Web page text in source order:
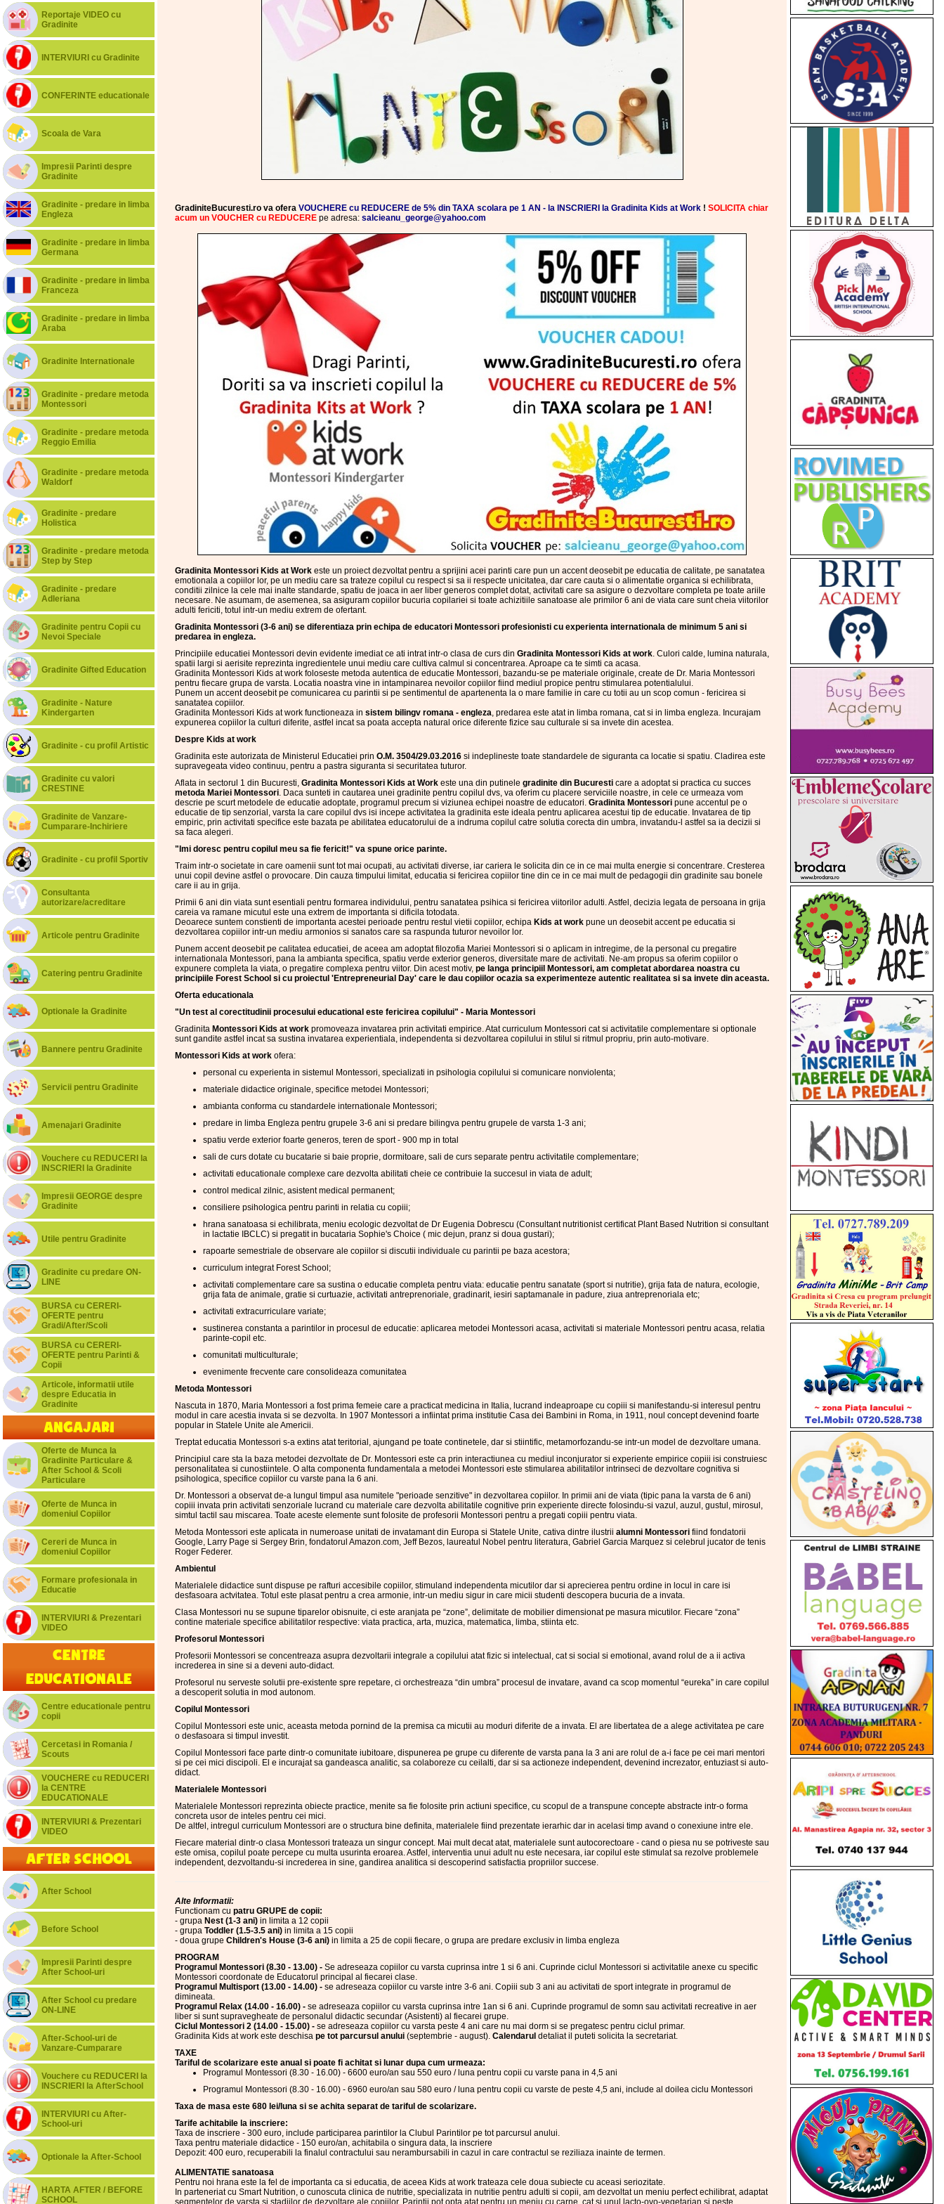
Reportaje VIDEO cu
Gradinite
INTERVIURI cu Gradinite
CONFERINTE educationale
Scoala de Vara
Impresii Parinti despre
Gradinite
Gradinite - predare in limba
Engleza
Gradinite - predare in limba
Germana
Gradinite - predare in limba
Franceza
Gradinite - predare in limba
Araba
Gradinite Internationale
Gradinite - predare metoda
Montessori
Gradinite - predare metoda
Reggio Emilia
Gradinite - predare metoda
Waldorf
Gradinite - predare
Holistica
Gradinite - predare metoda
Step by Step
Gradinite - predare
Adleriana
Gradinite pentru Copii cu
Nevoi Speciale
Gradinite Gifted Education
Gradinite - Nature
Kindergarten
Gradinite - cu profil Artistic
Gradinite cu valori
CRESTINE
Gradinite de Vanzare-
Cumparare-Inchiriere
Gradinite - cu profil Sportiv
Consultanta
autorizare/acreditare
Articole pentru Gradinite
Catering pentru Gradinite
Optionale la Gradinite
Bannere pentru Gradinite
Servicii pentru Gradinite
Amenajari Gradinite
Vouchere cu REDUCERI la
INSCRIERI la Gradinite
Impresii GEORGE despre
Gradinite
Utile pentru Gradinite
Gradinite cu predare ON-
LINE
BURSA cu CERERI-
OFERTE pentru
Gradi/After/Scoli
BURSA cu CERERI-
OFERTE pentru Parinti &
Copii
Articole, informatii utile
despre Educatia in
Gradinite
Angajari
Oferte de Munca la
Gradinite Particulare &
After School & Scoli
Particulare
Oferte de Munca in
domeniul Copiilor
Cereri de Munca in
domeniul Copiilor
Formare profesionala in
Educatie
INTERVIURI & Prezentari
VIDEO
Centre
educationale
Centre educationale pentru
copii
Cercetasi in Romania /
Scouts
VOUCHERE cu REDUCERI
la CENTRE
EDUCATIONALE
INTERVIURI & Prezentari
VIDEO
After School
After School
Before School
Impresii Parinti despre
After School-uri
After School cu predare
ON-LINE
After-School-uri de
Vanzare-Cumparare
Vouchere cu REDUCERI la
INSCRIERI la AfterSchool
INTERVIURI cu After-
School-uri
Optionale la After-School
HARTA AFTER / BEFORE
SCHOOL
GradiniteBucuresti.ro va ofera VOUCHERE cu REDUCERE de 5% din TAXA scolara pe 1 AN - la INSCRIERI la Gradinita Kids at Work ! SOLICITA chiar
acum un VOUCHER cu REDUCERE pe adresa: salcieanu_george@yahoo.com
Gradinita Montessori Kids at Work este un proiect dezvoltat pentru a sprijini acei parinti care pun un accent deosebit pe educatia de calitate, pe sanatatea
emotionala a copiilor lor, pe un mediu care sa trateze copilul cu respect si sa ii respecte unicitatea, dar care cauta si o alimentatie organica si echilibrata,
conditii zilnice la cele mai inalte standarde, spatiu de joaca in aer liber generos complet dotat, activitati care sa asigure o dezvoltare completa pe toate ariile
necesare. Ne asumam, de asemenea, sa asiguram copiilor bucuria copilariei si toate achizitiile sanatoase ale primilor 6 ani de viata care sunt cheia viitorilor
adulti fericiti, totul intr-un mediu extrem de ofertant.
Gradinita Montessori (3-6 ani) se diferentiaza prin echipa de educatori Montessori profesionisti cu experienta internationala de minimum 5 ani si
predarea in engleza.
Principiile educatiei Montessori devin evidente imediat ce ati intrat intr-o clasa de curs din Gradinita Montessori Kids at work. Culori calde, lumina naturala,
spatii largi si aerisite reprezinta ingredientele unui mediu care cultiva calmul si concentrarea. Aproape ca te simti ca acasa.
Gradinita Montessori Kids at work foloseste metoda autentica de educatie Montessori, bazandu-se pe materiale originale, create de Dr. Maria Montessori
pentru fiecare grupa de varsta. Locatia noastra vine in intampinarea nevoilor copiilor fiind mediul propice pentru stimularea potentialului.
Punem un accent deosebit pe comunicarea cu parintii si pe sentimentul de apartenenta la o mare familie in care cu totii au un scop comun - fericirea si
sanatatea copiilor.
Gradinita Montessori Kids at work functioneaza in sistem bilingv romana - engleza, predarea este atat in limba romana, cat si in limba engleza. Incurajam
expunerea copiilor la culturi diferite, astfel incat sa poata accepta natural orice diferente fizice sau culturale si sa invete din acestea.
Despre Kids at work
Gradinita este autorizata de Ministerul Educatiei prin O.M. 3504/29.03.2016 si indeplineste toate standardele de siguranta ca locatie si spatiu. Cladirea este
supravegeata video continuu, pentru a pastra siguranta si securitatea tuturor.
Aflata in sectorul 1 din Bucuresti, Gradinita Montessori Kids at Work este una din putinele gradinite din Bucuresti care a adoptat si practica cu succes
metoda Mariei Montessori. Daca sunteti in cautarea unei gradinite pentru copilul dvs, va oferim cu placere serviciile noastre, in cele ce urmeaza vom
descrie pe scurt metodele de educatie adoptate, programul precum si viziunea echipei noastre de educatori. Gradinita Montessori pune accentul pe o
educatie de tip senzorial, varsta la care copilul dvs isi incepe activitatea la gradinita este ideala pentru aplicarea acestui tip de educatie. Invatarea de tip
empiric, prin activitati specifice este bazata pe abilitatea educatorului de a indruma copilul catre solutia corecta din umbra, invatandu-l astfel sa ia decizii si
sa faca alegeri.
"Imi doresc pentru copilul meu sa fie fericit!" va spune orice parinte.
Traim intr-o societate in care oamenii sunt tot mai ocupati, au activitati diverse, iar cariera le solicita din ce in ce mai multa energie si concentrare. Cresterea
unui copil devine astfel o provocare. Din cauza timpului limitat, educatia si fericirea copiilor tine din ce in ce mai mult de pedagogii din gradinite sau bonele
care ii au in grija.
Primii 6 ani din viata sunt esentiali pentru formarea individului, pentru sanatatea psihica si fericirea viitorilor adulti. Astfel, decizia legata de persoana in grija
careia va ramane micutul este una extrem de importanta si dificila totodata.
Deoarece suntem constienti de importanta acestei perioade pentru restul vietii copiilor, echipa Kids at work pune un deosebit accent pe educatia si
dezvoltarea copiilor intr-un mediu armonios si sanatos care sa raspunda tuturor nevoilor lor.
Punem accent deosebit pe calitatea educatiei, de aceea am adoptat filozofia Mariei Montessori si o aplicam in intregime, de la personal cu pregatire
internationala Montessori, pana la ambianta specifica, spatiu verde exterior generos, diversitate mare de activitati. Ne-am propus sa oferim copiilor o
expunere completa la viata, o pregatire complexa pentru viitor. Din acest motiv, pe langa principiil Montessori, am completat abordarea noastra cu
principiile Forest School si cu proiectul 'Entrepreneurial Day' care le dau copiilor ocazia sa experimenteze autentic realitatea si sa invete din aceasta.
Oferta educationala
"Un test al corectitudinii procesului educational este fericirea copilului" - Maria Montessori
Gradinita Montessori Kids at work promoveaza invatarea prin activitati empirice. Atat curriculum Montessori cat si activitatile complementare si optionale
sunt gandite astfel incat sa sustina invatarea experientiala, independenta si dezvoltarea copilului in stilul si ritmul propriu, prin auto-motivare.
Montessori Kids at work ofera:
personal cu experienta in sistemul Montessori, specializati in psihologia copilului si comunicare nonviolenta;
materiale didactice originale, specifice metodei Montessori;
ambianta conforma cu standardele internationale Montessori;
predare in limba Engleza pentru grupele 3-6 ani si predare bilingva pentru grupele de varsta 1-3 ani;
spatiu verde exterior foarte generos, teren de sport - 900 mp in total
sali de curs dotate cu bucatarie si baie proprie, dormitoare, sali de curs separate pentru activitatile complementare;
activitati educationale complexe care dezvolta abilitati cheie ce contribuie la succesul in viata de adult;
control medical zilnic, asistent medical permanent;
consiliere psihologica pentru parinti in relatia cu copiii;
hrana sanatoasa si echilibrata, meniu ecologic dezvoltat de Dr Eugenia Dobrescu (Consultant nutritionist certificat Plant Based Nutrition si consultant
in lactatie IBCLC) si pregatit in bucataria Sophie's Choice ( mic dejun, pranz si doua gustari);
rapoarte semestriale de observare ale copiilor si discutii individuale cu parintii pe baza acestora;
curriculum integrat Forest School;
activitati complementare care sa sustina o educatie completa pentru viata: educatie pentru sanatate (sport si nutritie), grija fata de natura, ecologie,
grija fata de animale, gratie si curtuazie, activitati antreprenoriale, gradinarit, iesiri saptamanale in padure, ziua antreprenoriala etc;
activitati extracurriculare variate;
sustinerea constanta a parintilor in procesul de educatie: aplicarea metodei Montessori acasa, activitati si materiale Montessori pentru acasa, relatia
parinte-copil etc.
comunitati multiculturale;
evenimente frecvente care consolideaza comunitatea
Metoda Montessori
Nascuta in 1870, Maria Montessori a fost prima femeie care a practicat medicina in Italia, lucrand indeaproape cu copiii si manifestandu-si interesul pentru
modul in care acestia invata si se dezvolta. In 1907 Montessori a infiintat prima institutie Casa dei Bambini in Roma, in 1911, noul concept devenind foarte
popular in Statele Unite ale Americii.
Treptat educatia Montessori s-a extins atat teritorial, ajungand pe toate continetele, dar si stiintific, metamorfozandu-se intr-un model de dezvoltare umana.
Principiul care sta la baza metodei dezvoltate de Dr. Montessori este ca prin interactiunea cu mediul inconjurator si experiente empirice copiii isi construiesc
personalitatea si cunostiintele. O alta componenta fundamentala a metodei Montessori este stimularea abilitatilor intrinseci de dezvoltare cognitiva si
psihologica, specifice copiilor cu varste pana la 6 ani.
Dr. Montessori a observat de-a lungul timpul asa numitele "perioade senzitive" in dezvoltarea copiilor. In primii ani de viata (tipic pana la varsta de 6 ani)
copiii invata prin activitati senzoriale lucrand cu materiale care dezvolta abilitatile cognitive prin experiente directe folosindu-si vazul, auzul, gustul, mirosul,
simtul tactil sau miscarea. Toate aceste elemente sunt folosite de profesorii Montessori pentru a pregati copiii pentru viata.
Metoda Montessori este aplicata in numeroase unitati de invatamant din Europa si Statele Unite, cativa dintre ilustrii alumni Montessori fiind fondatorii
Google, Larry Page si Sergey Brin, fondatorul Amazon.com, Jeff Bezos, laureatul Nobel pentru literatura, Gabriel Garcia Marquez si celebrul jucator de tenis
Roger Federer.
Ambientul
Materialele didactice sunt dispuse pe rafturi accesibile copiilor, stimuland independenta micutilor dar si aprecierea pentru ordine in locul in care isi
desfasoara actvitatea. Totul este plasat pentru a crea armonie, intr-un mediu sigur in care micii studenti descopera bucuria de a invata.
Clasa Montessori nu se supune tiparelor obisnuite, ci este aranjata pe “zone”, delimitate de mobilier dimensionat pe masura micutilor. Fiecare “zona”
contine materiale specifice abilitatilor respective: viata practica, arta, muzica, matematica, limba, stiinta etc.
Profesorul Montessori
Profesorii Montessori se concentreaza asupra dezvoltarii integrale a copilului atat fizic si intelectual, cat si social si emotional, avand rolul de a ii activa
increderea in sine si a deveni auto-didact.
Profesorul nu serveste solutii pre-existente spre repetare, ci orchestreaza “din umbra” procesul de invatare, avand ca scop momentul “eureka” in care copilul
a descoperit solutia in mod autonom.
Copilul Montessori
Copilul Montessori este unic, aceasta metoda pornind de la premisa ca micutii au moduri diferite de a invata. El are libertatea de a alege activitatea pe care
o desfasoara si timpul investit.
Copilul Montessori face parte dintr-o comunitate iubitoare, dispunerea pe grupe cu diferente de varsta pana la 3 ani are rolul de a-i face pe cei mari mentori
si pe cei mici discipoli. El e incurajat sa gandeasca analitic, sa colaboreze cu ceilalti, dar si sa actioneze independent, devenind increzator, entuziast si auto-
didact.
Materialele Montessori
Materialele Montessori reprezinta obiecte practice, menite sa fie folosite prin actiuni specifice, cu scopul de a transpune concepte abstracte intr-o forma
concreta usor de inteles pentru cei mici.
De altfel, intregul curriculum Montessori are o structura bine definita, materialele fiind prezentate ierarhic dar in acelasi timp avand o conexiune intre ele.
Fiecare material dintr-o clasa Montessori trateaza un singur concept. Mai mult decat atat, materialele sunt autocorectoare - cand o piesa nu se potriveste sau
este omisa, copilul poate percepe cu multa usurinta eroarea. Astfel, interventia unui adult nu este necesara, iar copilul este stimulat sa rezolve problemele
independent, dezvoltandu-si increderea in sine, gandirea analitica si descoperind satisfactia propriilor succese.
Alte Informatii:
Functionam cu patru GRUPE de copii:
- grupa Nest (1-3 ani) in limita a 12 copii
- grupa Toddler (1.5-3.5 ani) in limita a 15 copii
- doua grupe Children's House (3-6 ani) in limita a 25 de copii fiecare, o grupa are predare exclusiv in limba engleza
PROGRAM
Programul Montessori (8.30 - 13.00) - Se adreseaza copiilor cu varsta cuprinsa intre 1 si 6 ani. Cuprinde ciclul Montessori si activitatile anexe cu specific
Montessori coordonate de Educatorul principal al fiecarei clase.
Programul Multisport (13.00 - 14.00) - se adreseaza copiilor cu varste intre 3-6 ani. Copiii sub 3 ani au activitati de sport integrate in programul de
dimineata.
Programul Relax (14.00 - 16.00) - se adreseaza copiilor cu varsta cuprinsa intre 1an si 6 ani. Cuprinde programul de somn sau activitati recreative in aer
liber si sunt supravegheate de personalul didactic secundar (Asistenti) al fiecarei grupe.
Ciclul Montessori 2 (14.00 - 15.00) - se adreseaza copiilor cu varsta peste 4 ani care nu mai dorm si se pregatesc pentru ciclul primar.
Gradinita Kids at work este deschisa pe tot parcursul anului (septembrie - august). Calendarul detaliat il puteti solicita la secretariat.
TAXE
Tariful de scolarizare este anual si poate fi achitat si lunar dupa cum urmeaza:
Programul Montessori (8.30 - 16.00) - 6600 euro/an sau 550 euro / luna pentru copii cu varste pana in 4,5 ani
Programul Montessori (8.30 - 16.00) - 6960 euro/an sau 580 euro / luna pentru copii cu varste de peste 4,5 ani, include al doilea ciclu Montessori
Taxa de masa este 680 lei/luna si se achita separat de tariful de scolarizare.
Tarife achitabile la inscriere:
Taxa de inscriere - 300 euro, include participarea parintilor la Clubul Parintilor pe tot parcursul anului.
Taxa pentru materiale didactice - 150 euro/an, achitabila o singura data, la inscriere
Depozit: 400 euro, recuperabili la finalul contractului sau nerambursabili in cazul in care contractul se reziliaza inainte de termen.
ALIMENTATIE sanatoasa
Pentru noi hrana este la fel de importanta ca si educatia, de aceea Kids at work trateaza cele doua subiecte cu aceasi seriozitate.
In parteneriat cu Smart Nutrition, o cunoscuta clinica de nutritie, specializata in nutritie pentru adulti si copii, am dezvoltat un meniu perfect echilibrat, adaptat
segmentelor de varsta si stadiilor de dezvoltare ale copiilor. Parintii pot opta atat pentru un meniu cu carne, cat si unul lacto-ovo-vegetarian si peste.